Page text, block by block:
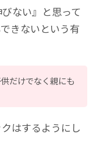
ない』と思って
きないという有
だけでなく親にも
はするようにし